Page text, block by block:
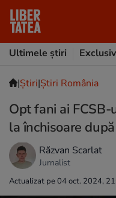
Ultimele știri
Exclusiv
|Ştiri|Știri România
Opt fani ai
la închisoare
Răzvan Scarlat
Jurnalist
Actualizat pe 04 oct. 2024,